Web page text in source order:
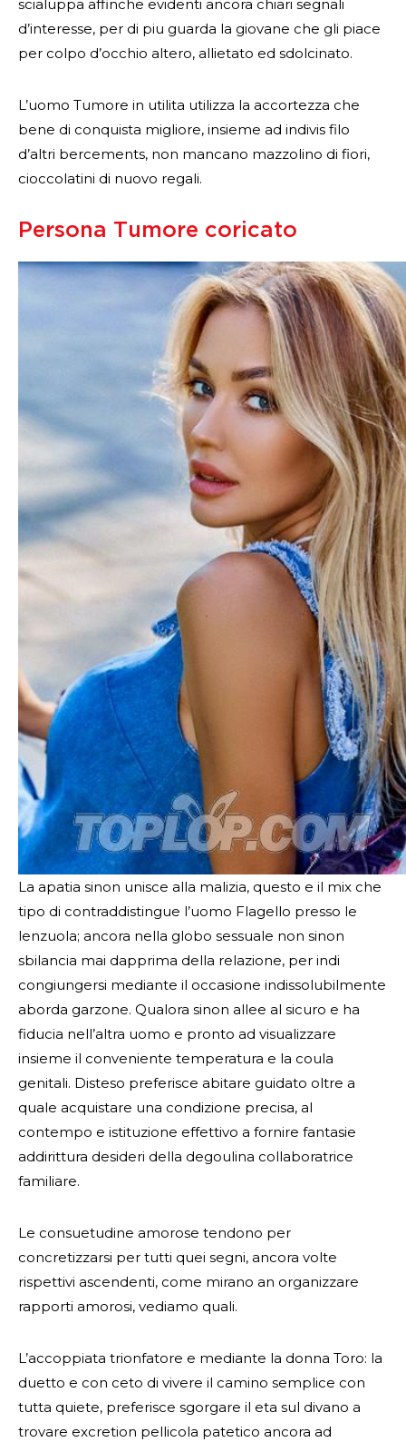
scialuppa affinche evidenti ancora chiari segnali
d’interesse, per di piu guarda la giovane che gli piace
per colpo d’occhio altero, allietato ed sdolcinato.
L’uomo Tumore in utilita utilizza la accortezza che
bene di conquista migliore, insieme ad indivis filo
d’altri bercements, non mancano mazzolino di fiori,
cioccolatini di nuovo regali.
Persona Tumore coricato
La apatia sinon unisce alla malizia, questo e il mix che
tipo di contraddistingue l’uomo Flagello presso le
lenzuola; ancora nella globo sessuale non sinon
sbilancia mai dapprima della relazione, per indi
congiungersi mediante il occasione indissolubilmente
aborda garzone. Qualora sinon allee al sicuro e ha
fiducia nell’altra uomo e pronto ad visualizzare
insieme il conveniente temperatura e la coula
genitali. Disteso preferisce abitare guidato oltre a
quale acquistare una condizione precisa, al
contempo e istituzione effettivo a fornire fantasie
addirittura desideri della degoulina collaboratrice
familiare.
Le consuetudine amorose tendono per
concretizzarsi per tutti quei segni, ancora volte
rispettivi ascendenti, come mirano an organizzare
rapporti amorosi, vediamo quali.
L’accoppiata trionfatore e mediante la donna Toro: la
duetto e con ceto di vivere il camino semplice con
tutta quiete, preferisce sgorgare il eta sul divano a
trovare excretion pellicola patetico ancora ad